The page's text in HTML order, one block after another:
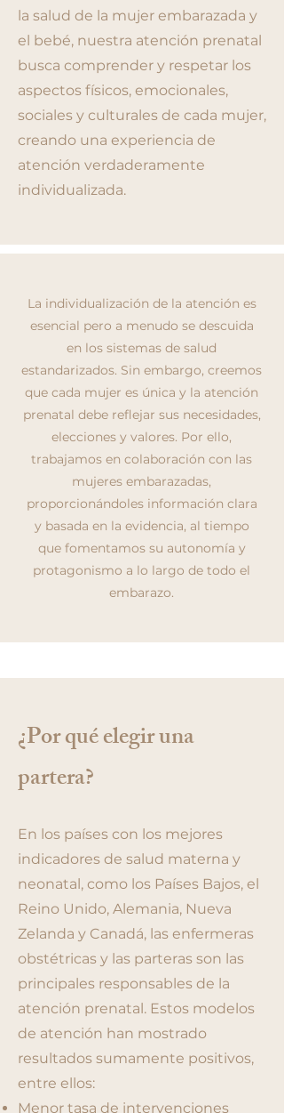
la salud de la mujer embarazada y
el bebé, nuestra atención prenatal
busca comprender y respetar los
aspectos físicos, emocionales,
sociales y culturales de cada mujer,
creando una experiencia de
atención verdaderamente
individualizada.
La individualización de la atención es
esencial pero a menudo se descuida
en los sistemas de salud
estandarizados. Sin embargo, creemos
que cada mujer es única y la atención
prenatal debe reflejar sus necesidades,
elecciones y valores. Por ello,
trabajamos en colaboración con las
mujeres embarazadas,
proporcionándoles información clara
y basada en la evidencia, al tiempo
que fomentamos su autonomía y
protagonismo a lo largo de todo el
embarazo.
¿Por qué elegir una
partera?
En los países con los mejores
indicadores de salud materna y
neonatal, como los Países Bajos, el
Reino Unido, Alemania, Nueva
Zelanda y Canadá, las enfermeras
obstétricas y las parteras son las
principales responsables de la
atención prenatal. Estos modelos
de atención han mostrado
resultados sumamente positivos,
entre ellos:
Menor tasa de intervenciones